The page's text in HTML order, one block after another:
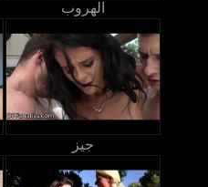
الهروب
جيز